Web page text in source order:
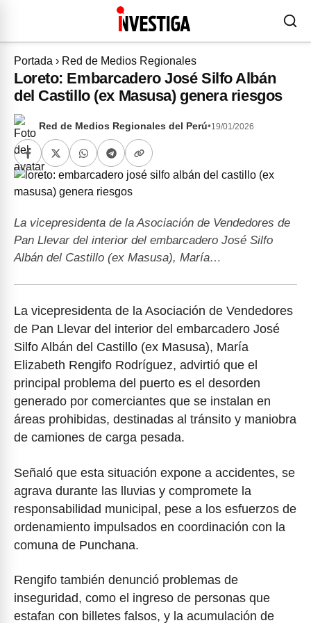
Portada › Red de Medios Regionales
Loreto: Embarcadero José Silfo Albán
del Castillo (ex Masusa) genera riesgos
Red de Medios Regionales del Perú•19/01/2026
La vicepresidenta de la Asociación de Vendedores de
Pan Llevar del interior del embarcadero José Silfo
Albán del Castillo (ex Masusa), María…
La vicepresidenta de la Asociación de Vendedores
de Pan Llevar del interior del embarcadero José
Silfo Albán del Castillo (ex Masusa), María
Elizabeth Rengifo Rodríguez, advirtió que el
principal problema del puerto es el desorden
generado por comerciantes que se instalan en
áreas prohibidas, destinadas al tránsito y maniobra
de camiones de carga pesada.
Señaló que esta situación expone a accidentes, se
agrava durante las lluvias y compromete la
responsabilidad municipal, pese a los esfuerzos de
ordenamiento impulsados en coordinación con la
comuna de Punchana.
Rengifo también denunció problemas de
inseguridad, como el ingreso de personas que
estafan con billetes falsos, y la acumulación de